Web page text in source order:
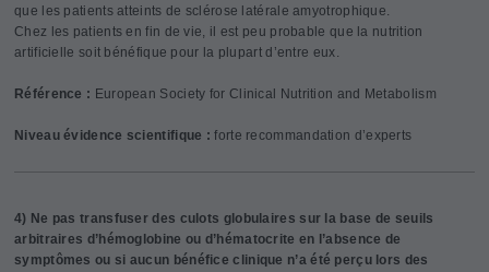
que les patients atteints de sclérose latérale amyotrophique.
Chez les patients en fin de vie, il est peu probable que la nutrition
artificielle soit bénéfique pour la plupart d’entre eux.
Référence : European Society for Clinical Nutrition and Metabolism
Niveau évidence scientifique : forte recommandation d’experts
4) Ne pas transfuser des culots globulaires sur la base de seuils
arbitraires d’hémoglobine ou d’hématocrite en l’absence de
symptômes ou si aucun bénéfice clinique n’a été perçu lors des